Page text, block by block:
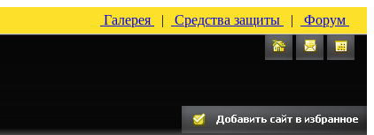
Галерея | Средства защиты | Форум